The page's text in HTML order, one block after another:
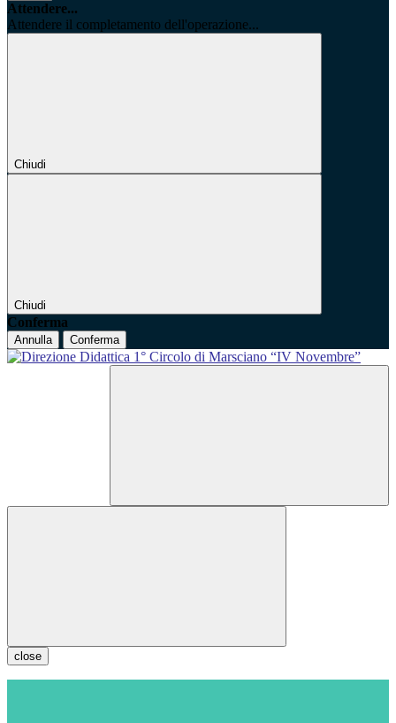
Attendere...
Attendere il completamento dell'operazione...
Chiudi
Chiudi
Conferma
Annulla Conferma
close